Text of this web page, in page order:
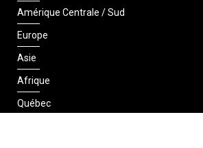
Amérique Centrale / Sud
Europe
Asie
Afrique
Québec